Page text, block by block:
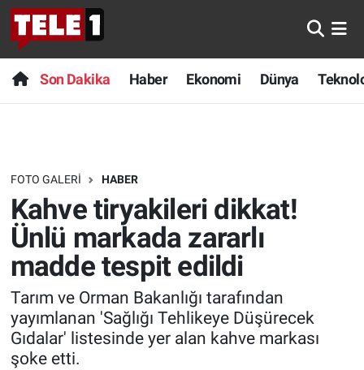
Son Dakika Haber Ekonomi Dünya
FOTO GALERI HABER
Kahve tiryakileri dikkat!
Ünlü markada zararlı
madde tespit edildi
Tarım ve Orman Bakanlığı tarafından
yayımlanan 'Sağlığı Tehlikeye Düşürecek
Gıdalar' listesinde yer alan kahve markası
şoke etti.
Anında Manşet
Başka Sohbetler
Bilim turu
Bilim ve Teknoloji Evreni
Doğa Konuşuyor
Dünya
Ege Saati
Son Dakika
Haber
Dünya
Teknoloji
Sağlık
Spor
Yayın Akışı
Nöbetçi Eczaneler
Hava Durumu
Trafik Durumu
Süper Lig Puan Durumu ve Fikstür
Tüm Manşetler
Son Dakika Haberleri
Haber Arşivi